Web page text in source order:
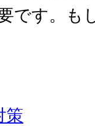
です。
策